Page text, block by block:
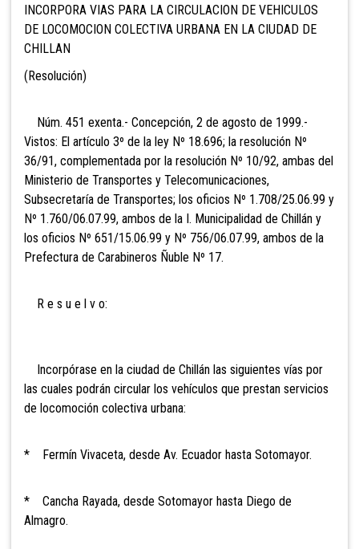
INCORPORA VIAS PARA LA CIRCULACION DE VEHICULOS
DE LOCOMOCION COLECTIVA URBANA EN LA CIUDAD DE
CHILLAN
(Resolución)
Núm. 451 exenta.- Concepción, 2 de agosto de 1999.-
Vistos: El artículo 3º de la ley Nº 18.696; la resolución Nº
36/91, complementada por la resolución Nº 10/92, ambas del
Ministerio de Transportes y Telecomunicaciones,
Subsecretaría de Transportes; los oficios Nº 1.708/25.06.99 y
Nº 1.760/06.07.99, ambos de la I. Municipalidad de Chillán y
los oficios Nº 651/15.06.99 y Nº 756/06.07.99, ambos de la
Prefectura de Carabineros Ñuble Nº 17.
R e s u e l v o:
Incorpórase en la ciudad de Chillán las siguientes vías por
las cuales podrán circular los vehículos que prestan servicios
de locomoción colectiva urbana:
* Fermín Vivaceta, desde Av. Ecuador hasta Sotomayor.
* Cancha Rayada, desde Sotomayor hasta Diego de
Almagro.